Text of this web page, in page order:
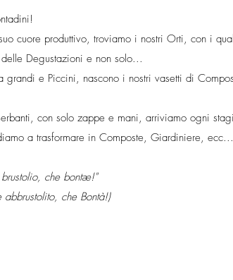
cuore produttivo, troviamo i nostri Orti, con i
Degustazioni e non solo...
e Piccini, nascono i nostri vasetti di
con solo zappe e mani, arriviamo ogni
a trasformare in Composte, Giardiniere, ecc...
che bontæ!"
che Bontà!)